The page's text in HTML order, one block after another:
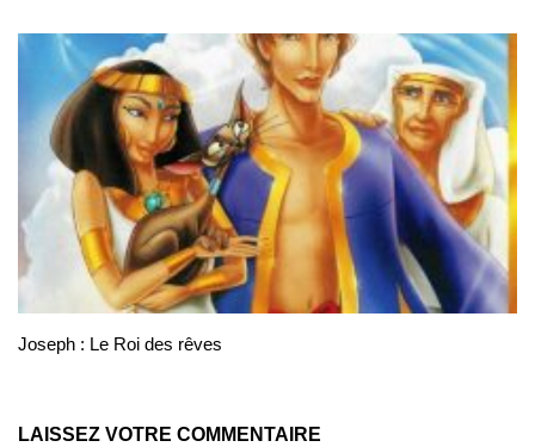
Joseph : Le Roi des rêves
LAISSEZ VOTRE COMMENTAIRE